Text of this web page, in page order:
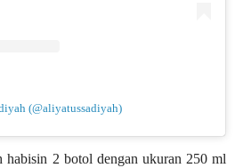
(@aliyatussadiyah)
2 botol dengan ukuran 250 ml